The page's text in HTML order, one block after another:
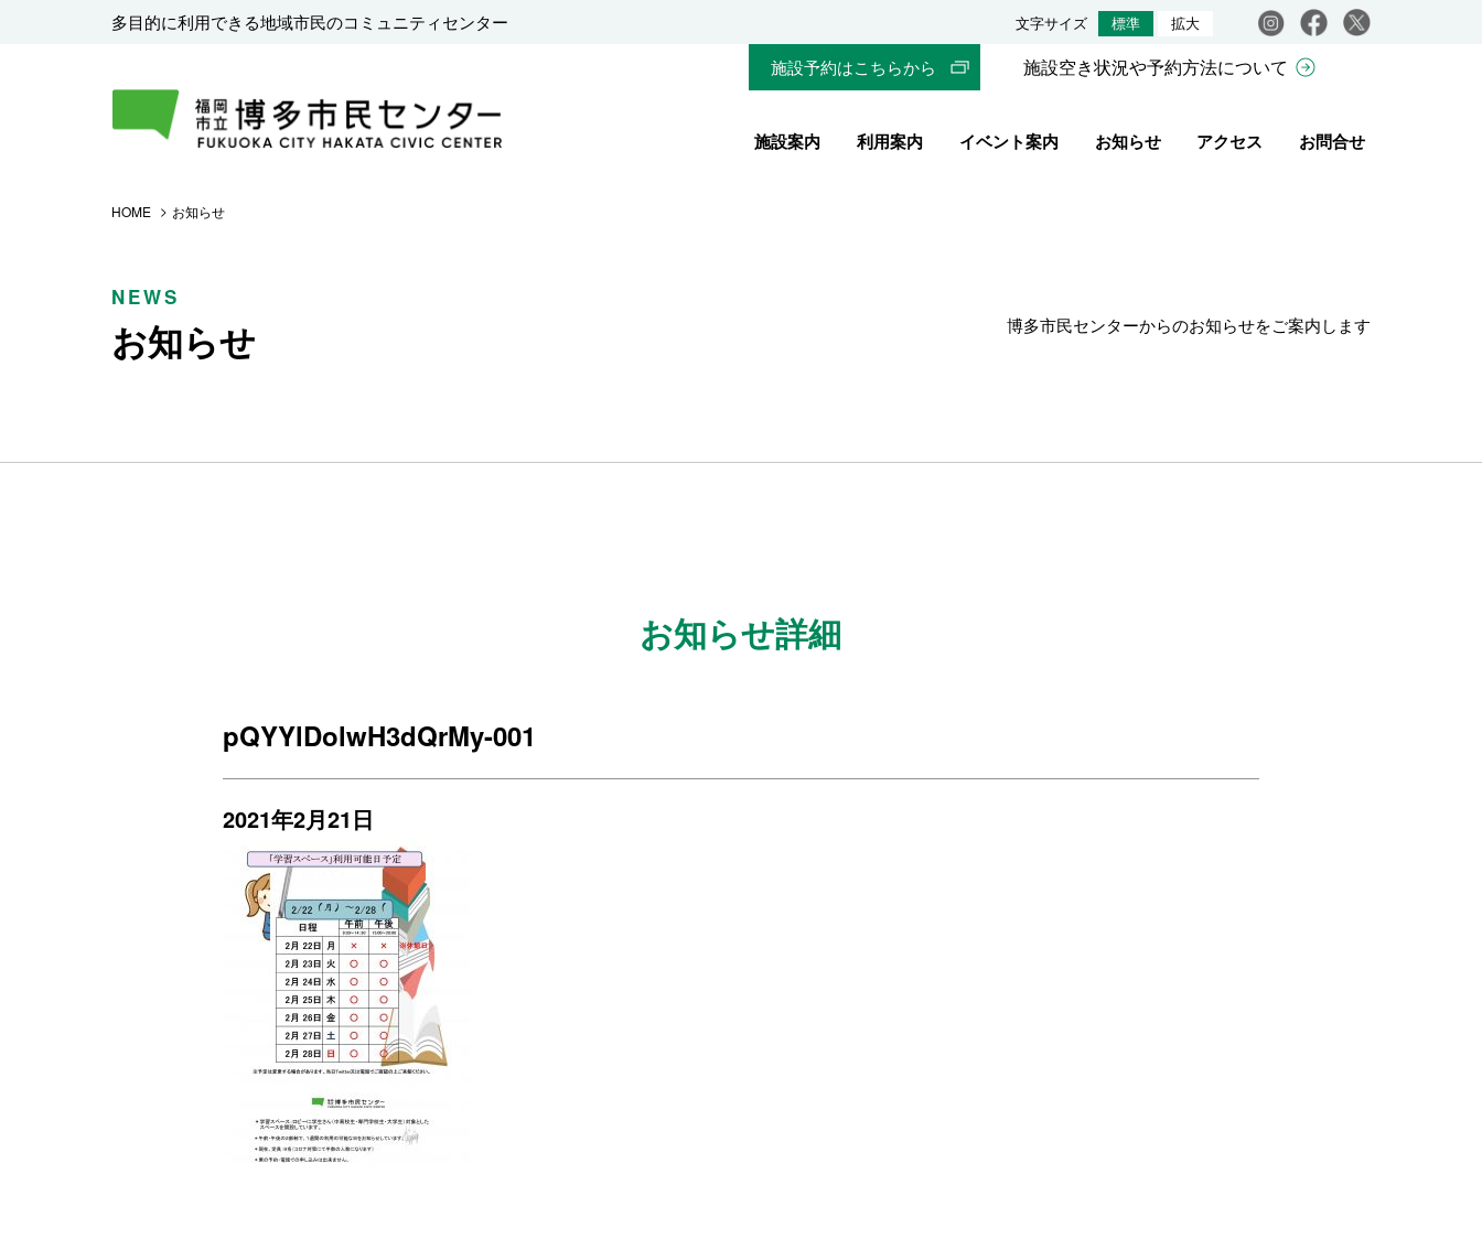
多目的に利用できる地域市民のコミュニティセンター 文字サイズ 標準 拡大 Instagramfacebook
施設予約はこちらから
施設空き状況や予約方法について
施設案内 利用案内 イベント案内 お知らせ アクセス お問合せ
HOME お知らせ
NEWS
お知らせ 博多市民センターからのお知らせをご案内します
お知らせ詳細
pQYYlDolwH3dQrMy-001
2021年2月21日